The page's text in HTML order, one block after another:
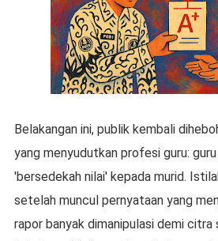
Belakangan ini, publik kembali
yang menyudutkan profesi guru:
'bersedekah nilai'kepada murid.
setelah muncul pernyataan yang
rapor banyak dimanipulasi demi